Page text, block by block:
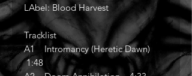
LAbel: Blood Harvest
Tracklist
A1 Intromancy (Heretic Dawn)
1:48